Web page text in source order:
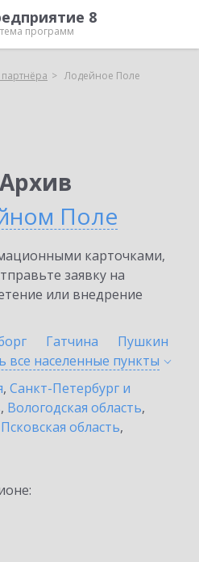
8
программ
Лодейное Поле
Поле
карточками,
заявку на
или внедрение
Гатчина
Пушкин
все населенные пункты
, Санкт-Петербург и
, Вологодская область,
Псковская область,